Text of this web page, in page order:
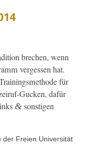
brechen, wenn
vergessen hat.
für
Guck­en, dafür
& son­sti­gen
der Freien Uni­ver­sität